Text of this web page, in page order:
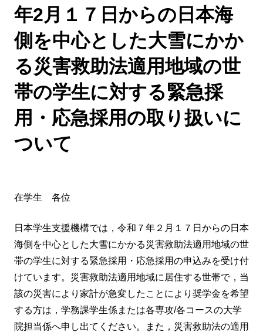
年2月１７日からの日本海
側を中心とした大雪にかか
る災害救助法適用地域の世
帯の学生に対する緊急採
用・応急採用の取り扱いに
ついて
在学生 各位
日本学生支援機構では，令和７年２月１７日からの日本
海側を中心とした大雪にかかる災害救助法適用地域の世
帯の学生に対する緊急採用・応急採用の申込みを受け付
けています。災害救助法適用地域に居住する世帯で，当
該の災害により家計が急変したことにより奨学金を希望
する方は，学務課学生係または各専攻/各コースの大学
院担当係へ申し出てください。また，災害救助法の適用